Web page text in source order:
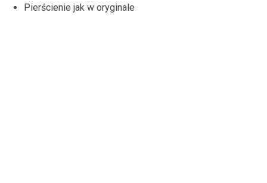
Pierścienie jak w oryginale